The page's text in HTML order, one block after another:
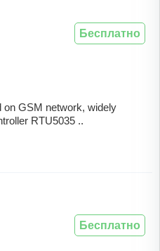
on GSM network, widely
RTU5035 ..
Бесплатно
Бесплатно